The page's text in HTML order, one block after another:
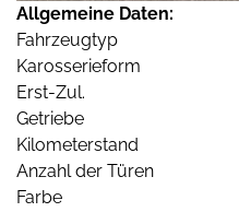
Allgemeine Daten:
Fahrzeugtyp
Karosserieform
Erst-Zul.
Getriebe
Kilometerstand
Anzahl der Türen
Farbe